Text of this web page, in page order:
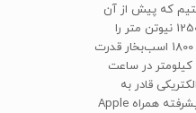
که پیش از آن
تنها در مدل‌های دیگر این کمپانی شاهدش بوده‌ایم. در قسمت مشخصات فنی‌، Regera‌ از یک پیشرانه‌ی هشت سلیلندر‌ V‌ شکل توین توربو برخوردار است که توان تولید 1100 اسب‌بخار و گشتاور 1250 نیوتن متر را
دارد. کونیگزگ Regera‌ به یک موتور الکتریکی قدرتمند نیز مجهز است که 700 اسب‌بخار قدرت و 900 نیوتون متر گشتاور تولید می‌کند. با کنار هم قرار گرفتن این دو می‌توان گفت رگرا توان تولید 1800 اسب‌بخار قدرت
و 2150 نیوتن متر گشتاور را دارد و تمام این قدرت را به چرخ‌های عقب منتقل می‌کند که موجب شده است در مدت زمان 2.8 ثانیه به سرعت صد کیلومتر در ساعت برسد و به حداکثر سرعت 410 کیلومتر در ساعت
قادر به
حرکت به سمت عقب است. ‌Regera از امکانات رفاهی، مانند سیستم تهویه‌ی مطبوع اتوماتیک، سقف پانوراما با قابلیت جدا شدن (کروک)، در‌های کاملا برقی، صندلی‌های برقی‌، سیستم صوتی پیشرفته همراه‌ Apple